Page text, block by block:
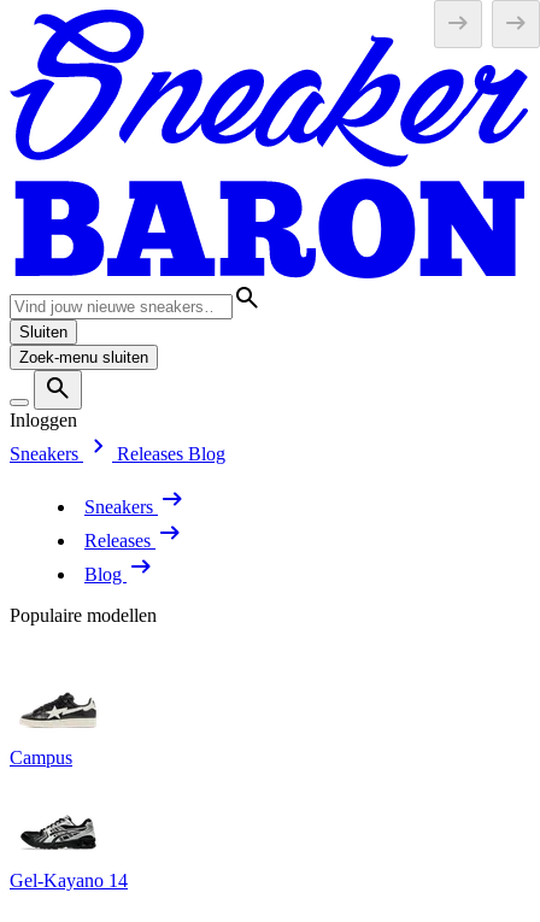
Sluiten
Zoek-menu sluiten
Inloggen
Sneakers
Releases Blog
Sneakers
Releases
Blog
Populaire modellen
Campus
Gel-Kayano 14